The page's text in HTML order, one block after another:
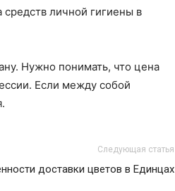
личной гигиены в
Нужно понимать, что цена
Если между собой
Следующая статья
доставки цветов в Единцах